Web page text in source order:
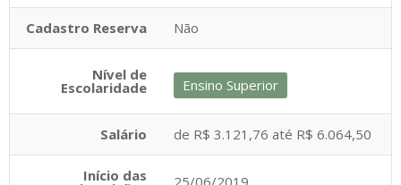
Cadastro Reserva Não
Nível de
Escolaridade Ensino Superior
Salário de R$ 3.121,76 até R$ 6.064,50
Início das 25/06/2019